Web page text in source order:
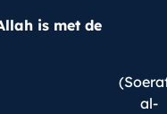
is met de
al-